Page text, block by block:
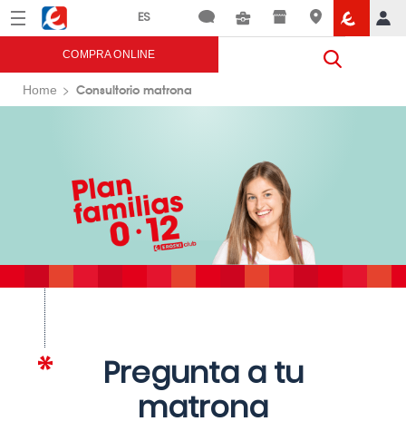
Menú Eroski
COMPRA ONLINE
Home Consultorio matrona
Pregunta a tu
matrona